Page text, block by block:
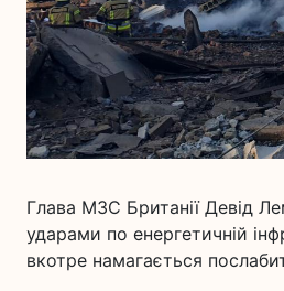
Глава МЗС Британії Девід
ударами по енергетичній
вкотре намагається